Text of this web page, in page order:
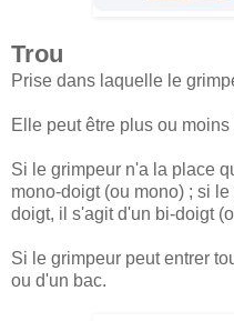
Trou
Prise dans laquelle le
Elle peut être plus ou moins
Si le grimpeur n'a la place
mono-doigt (ou mono) ; si
doigt, il s'agit d'un bi-doigt
Si le grimpeur peut entrer
ou d'un bac.